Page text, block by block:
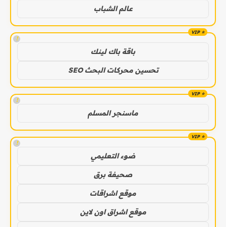
عالم الشباب
!
باقة باك لينك
تحسين محركات البحث SEO
!
ماسنجر المسلم
!
ضوء التعليمي
صحيفة برق
موقع اشراقات
موقع اشراق اون لاين